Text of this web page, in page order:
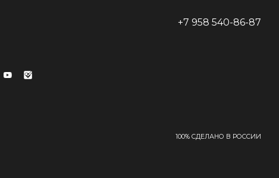
+7 958 540-86-87
100% СДЕЛАНО В РОССИИ